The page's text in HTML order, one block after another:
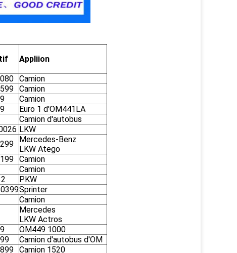
Appliion
Camion
Camion
Camion
Euro 1 d'OM441LA
Camion d'autobus
LKW
Mercedes-Benz
LKW Atego
Camion
Camion
PKW
Sprinter
Camion
Mercedes
LKW Actros
OM449 1000
Camion d'autobus d'OM
Camion 1520